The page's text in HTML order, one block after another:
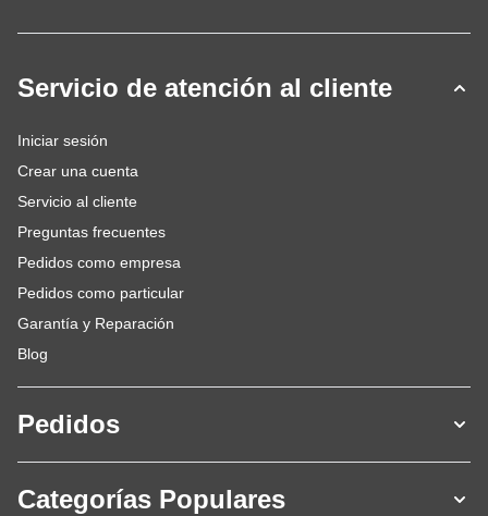
Servicio de atención al cliente
Iniciar sesión
Crear una cuenta
Servicio al cliente
Preguntas frecuentes
Pedidos como empresa
Pedidos como particular
Garantía y Reparación
Blog
Pedidos
Categorías Populares